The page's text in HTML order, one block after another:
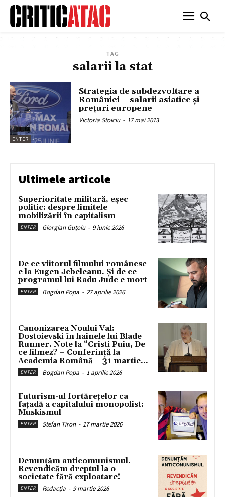
TAG
salarii la stat
ENTER
Strategia de subdezvoltare a
României – salarii asiatice şi
preţuri europene
Victoria Stoiciu - 17 mai 2013
Ultimele articole
Superioritate militară, eșec
politic: despre limitele
mobilizării în capitalism
ENTER Giorgian Guțoiu - 9 iunie 2026
De ce viitorul filmului românesc
e la Eugen Jebeleanu. Și de ce
programul lui Radu Jude e mort
ENTER Bogdan Popa - 27 aprilie 2026
Canonizarea Noului Val:
Dostoievski în hainele lui Blade
Runner. Note la “Cristi Puiu, De
ce filmez? – Conferință la
Academia Română – 31 martie...
ENTER Bogdan Popa - 1 aprilie 2026
Futurism-ul fortărețelor ca
fațadă a capitalului monopolist:
Muskismul
ENTER Stefan Tiron - 17 martie 2026
Denunțăm anticomunismul.
Revendicăm dreptul la o
societate fără exploatare!
ENTER Redacția - 9 martie 2026